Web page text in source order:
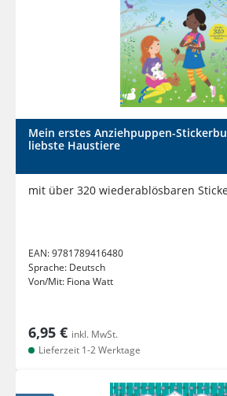
Mein erstes Anziehpuppen-
liebste Haustiere
mit über 320 wiederablösbaren
EAN:9781789416480
Sprache: Deutsch
Von/Mit: Fiona Watt
6,95 € inkl. MwSt.
Lieferzeit 1-2 Werktage